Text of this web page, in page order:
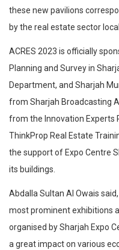
these new pavilions
by the real estate sector
ACRES 2023 is officially
Planning and Survey in
Department, and Sharjah
from Sharjah Broadcasting
from the Innovation Experts
ThinkProp Real Estate
the support of Expo Centre
its buildings.
Abdalla Sultan Al Owais
most prominent exhibitions
organised by Sharjah Expo
a great impact on various